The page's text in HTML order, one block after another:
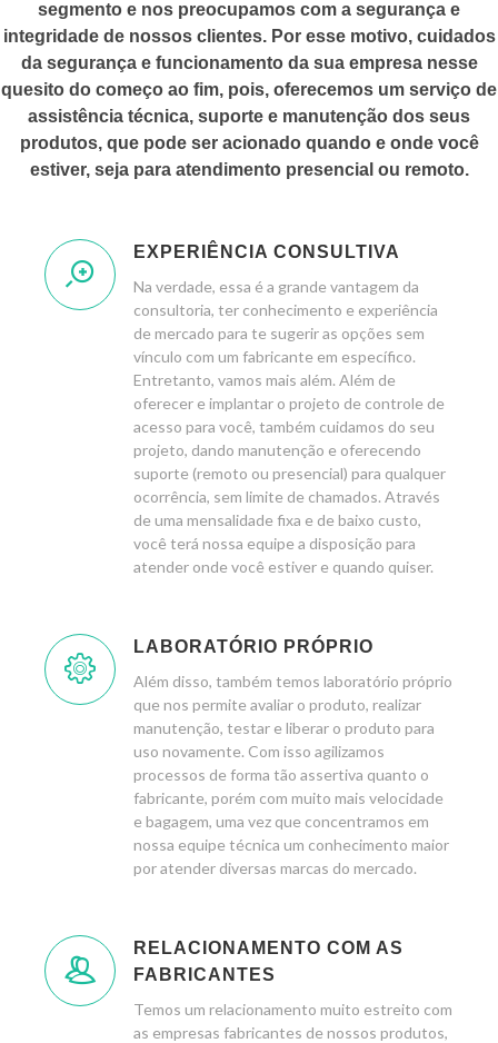
segmento e nos preocupamos com a segurança e
integridade de nossos clientes. Por esse motivo, cuidados
da segurança e funcionamento da sua empresa nesse
quesito do começo ao fim, pois, oferecemos um serviço de
assistência técnica, suporte e manutenção dos seus
produtos, que pode ser acionado quando e onde você
estiver, seja para atendimento presencial ou remoto.
EXPERIÊNCIA CONSULTIVA
Na verdade, essa é a grande vantagem da
consultoria, ter conhecimento e experiência
de mercado para te sugerir as opções sem
vínculo com um fabricante em específico.
Entretanto, vamos mais além. Além de
oferecer e implantar o projeto de controle de
acesso para você, também cuidamos do seu
projeto, dando manutenção e oferecendo
suporte (remoto ou presencial) para qualquer
ocorrência, sem limite de chamados. Através
de uma mensalidade fixa e de baixo custo,
você terá nossa equipe a disposição para
atender onde você estiver e quando quiser.
LABORATÓRIO PRÓPRIO
Além disso, também temos laboratório próprio
que nos permite avaliar o produto, realizar
manutenção, testar e liberar o produto para
uso novamente. Com isso agilizamos
processos de forma tão assertiva quanto o
fabricante, porém com muito mais velocidade
e bagagem, uma vez que concentramos em
nossa equipe técnica um conhecimento maior
por atender diversas marcas do mercado.
RELACIONAMENTO COM AS
FABRICANTES
Temos um relacionamento muito estreito com
as empresas fabricantes de nossos produtos,